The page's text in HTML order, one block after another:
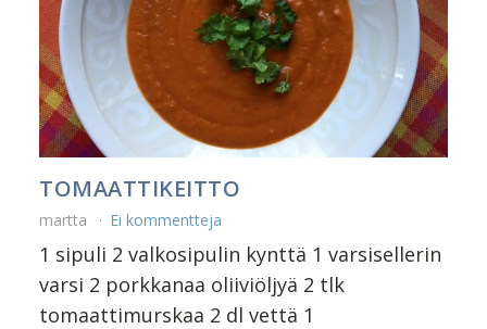
TOMAATTIKEITTO
martta Ei kommentteja
1 sipuli 2 valkosipulin kynttä 1 varsisellerin
varsi 2 porkkanaa oliiviöljyä 2 tlk
tomaattimurskaa 2 dl vettä 1